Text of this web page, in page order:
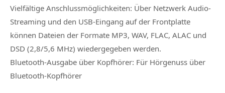
Vielfältige Anschlussmöglichkeiten: Über Netzwerk Audio-
Streaming und den USB-Eingang auf der Frontplatte
können Dateien der Formate MP3, WAV, FLAC, ALAC und
DSD (2,8/5,6 MHz) wiedergegeben werden.
Bluetooth-Ausgabe über Kopfhörer: Für Hörgenuss über
Bluetooth-Kopfhörer